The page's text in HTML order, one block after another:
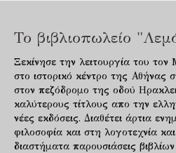
Το βιβλιοπωλείο
Ξεκίνησε την λειτουργία του τον
στο ιστορικό κέντρο της Αθήνας
στον πεζόδρομο της οδού
καλύτερους τίτλους απο την
νέες εκδόσεις. Διαθέτει άρτια
φιλοσοφία και στη λογοτεχνία
διαστήματα παρουσιάσεις